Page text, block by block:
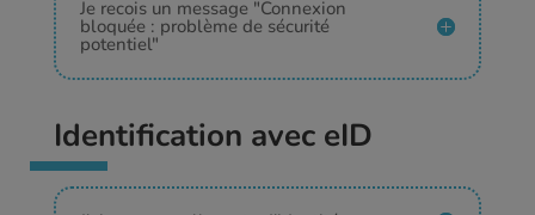
Je recois un message "Connexion
bloquée : problème de sécurité
potentiel"
Identification avec eID